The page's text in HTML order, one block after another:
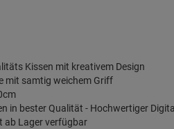
Kissen mit kreativem Design
mit samtig weichem Griff
in bester Qualität - Hochwertiger
ab Lager verfügbar